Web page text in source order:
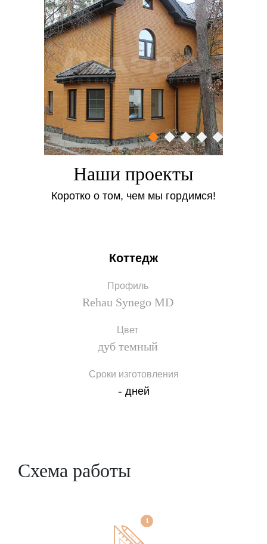
Наши проекты
Коротко о том, чем мы гордимся!
Коттедж
Профиль
Rehau Synego MD
Цвет
дуб темный
Сроки изготовления
- дней
Схема работы